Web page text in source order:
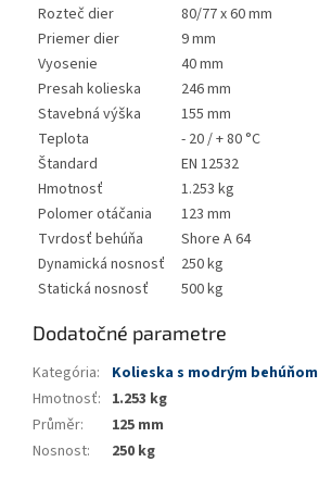
Rozteč dier
80/77 x 60 mm
Priemer dier
9 mm
Vyosenie
40 mm
Presah kolieska
246 mm
Stavebná výška
155 mm
Teplota
- 20 / + 80 °C
Štandard
EN 12532
Hmotnosť
1.253 kg
Polomer otáčania
123 mm
Tvrdosť behúňa
Shore A 64
Dynamická nosnosť
250 kg
Statická nosnosť
500 kg
Dodatočné parametre
Kategória:
Kolieska s modrým behúňom
Hmotnosť: 1.253 kg
Průměr:
125 mm
Nosnost: 250 kg